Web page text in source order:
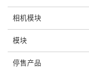
相机模块
模块
停售产品